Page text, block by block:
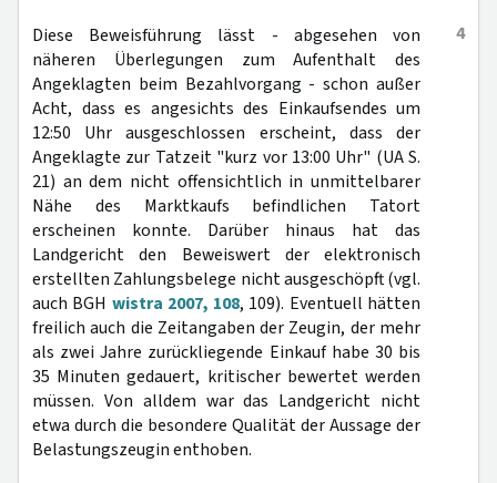
4
Diese Beweisführung lässt - abgesehen von
näheren Überlegungen zum Aufenthalt des
Angeklagten beim Bezahlvorgang - schon außer
Acht, dass es angesichts des Einkaufsendes um
12:50 Uhr ausgeschlossen erscheint, dass der
Angeklagte zur Tatzeit "kurz vor 13:00 Uhr" (UA S.
21) an dem nicht offensichtlich in unmittelbarer
Nähe des Marktkaufs befindlichen Tatort
erscheinen konnte. Darüber hinaus hat das
Landgericht den Beweiswert der elektronisch
erstellten Zahlungsbelege nicht ausgeschöpft (vgl.
auch BGH wistra 2007, 108, 109). Eventuell hätten
freilich auch die Zeitangaben der Zeugin, der mehr
als zwei Jahre zurückliegende Einkauf habe 30 bis
35 Minuten gedauert, kritischer bewertet werden
müssen. Von alldem war das Landgericht nicht
etwa durch die besondere Qualität der Aussage der
Belastungszeugin enthoben.